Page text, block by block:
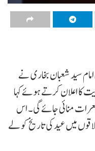
شاہی جامع مسجد کے 14ویں امام سید شعبان بخاری نے
رویت کا اعلان کرتے ہوئے کہا
28 مئی 2026 بروز جمعرات منائی جائے گی۔ اس
میں عید کی تاریخ کو لے